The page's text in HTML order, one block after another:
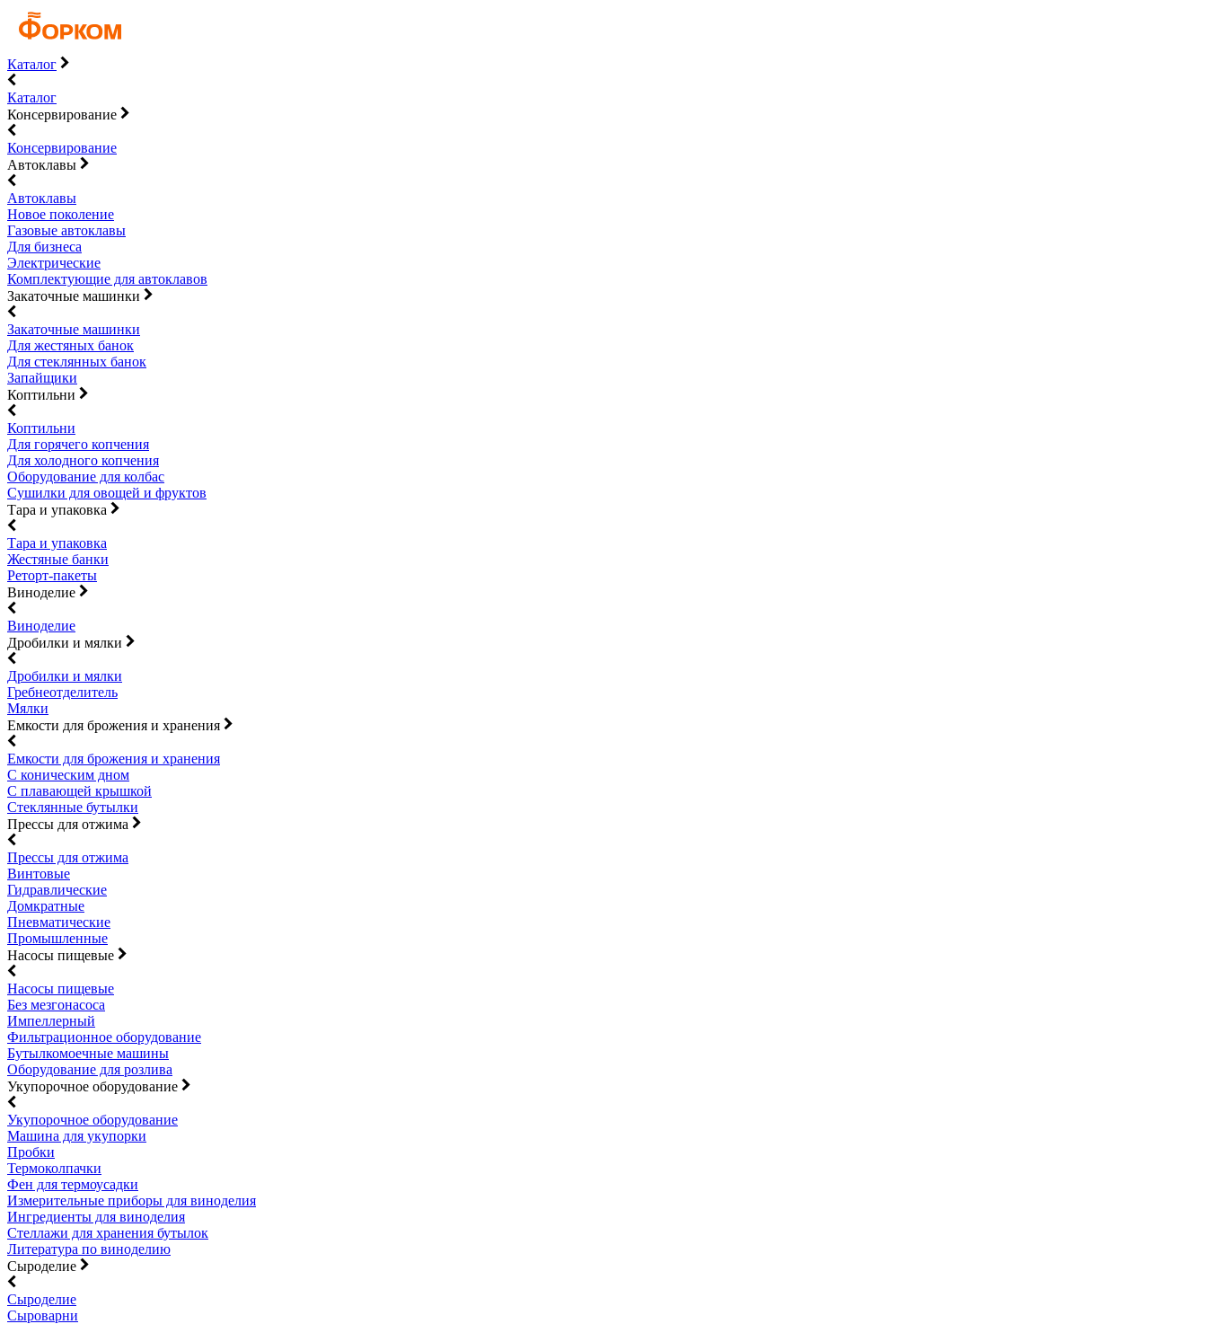
Каталог
Каталог
Консервирование
Консервирование
Автоклавы
Автоклавы
Новое поколение
Газовые автоклавы
Для бизнеса
Электрические
Комплектующие для автоклавов
Закаточные машинки
Закаточные машинки
Для жестяных банок
Для стеклянных банок
Запайщики
Коптильни
Коптильни
Для горячего копчения
Для холодного копчения
Оборудование для колбас
Сушилки для овощей и фруктов
Тара и упаковка
Тара и упаковка
Жестяные банки
Реторт-пакеты
Виноделие
Виноделие
Дробилки и мялки
Дробилки и мялки
Гребнеотделитель
Мялки
Емкости для брожения и хранения
Емкости для брожения и хранения
С коническим дном
С плавающей крышкой
Стеклянные бутылки
Прессы для отжима
Прессы для отжима
Винтовые
Гидравлические
Домкратные
Пневматические
Промышленные
Насосы пищевые
Насосы пищевые
Без мезгонасоса
Импеллерный
Фильтрационное оборудование
Бутылкомоечные машины
Оборудование для розлива
Укупорочное оборудование
Укупорочное оборудование
Машина для укупорки
Пробки
Термоколпачки
Фен для термоусадки
Измерительные приборы для виноделия
Ингредиенты для виноделия
Стеллажи для хранения бутылок
Литература по виноделию
Сыроделие
Сыроделие
Сыроварни